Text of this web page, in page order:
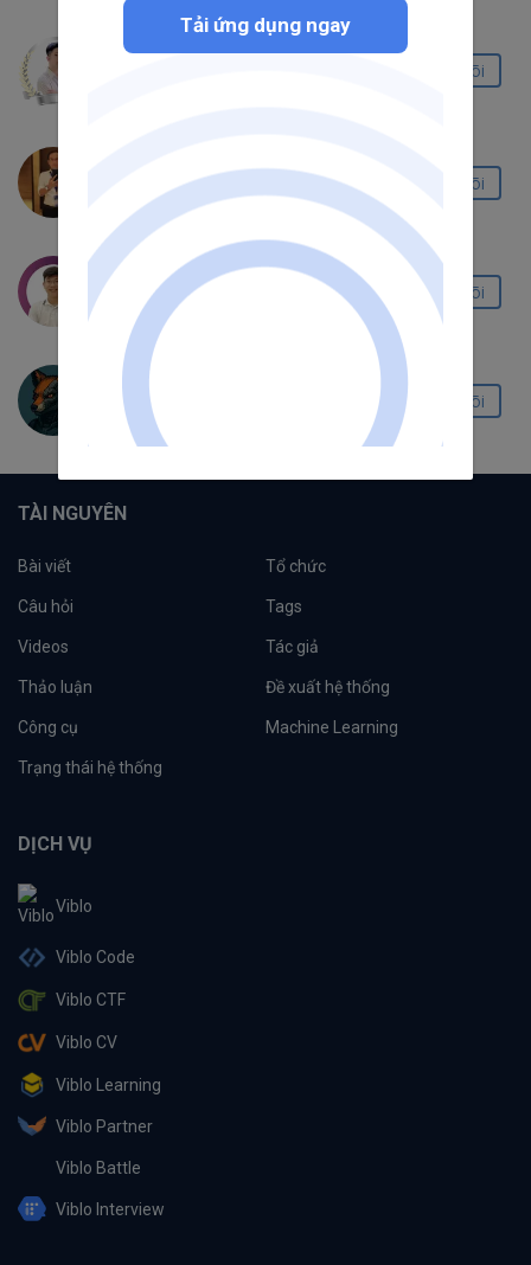
Jimmy Nguyễn
Theo dõi
31.0K 1.2K 51
Theo dõi
Kiên Đinh
4.3K
Theo dõi
55
Theo dõi
TÀI NGUYÊN
Bài viết Tổ chức
Câu hỏi Tags
Videos Tác giả
Thảo luận Đề xuất hệ thống
Công cụ Machine Learning
Trạng thái hệ thống
DỊCH VỤ
Viblo
Viblo Code
Viblo CTF
Viblo CV
Viblo Learning
Viblo Partner
Viblo Battle
Viblo Interview
Tải ứng dụng ngay